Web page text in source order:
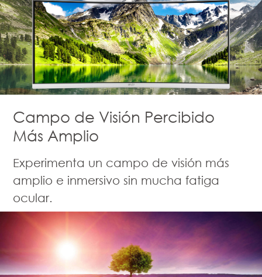
Campo de Visión Percibido
Más Amplio
Experimenta un campo de visión más
amplio e inmersivo sin mucha fatiga
ocular.